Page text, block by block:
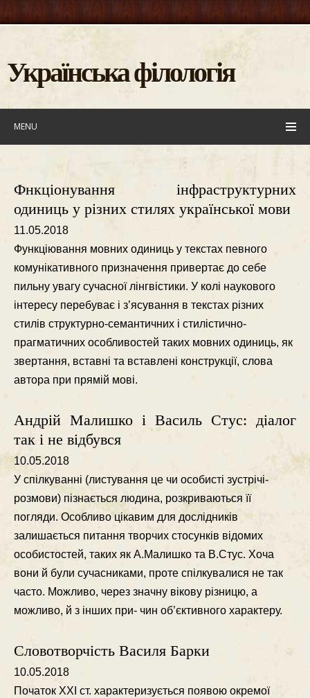
Українська філологія
MENU
Фнкціонування інфраструктурних
одиниць у різних стилях української мови
11.05.2018
Функцiювання мовних одиниць у текстах певного
комунiкативного призначення привертає до себе
пильну увагу сучасної лiнгвiстики. У колi наукового
iнтересу перебуває i з’ясування в текстах рiзних
стилiв структурно-семантичних i стилiстично-
прагматичних особливостей таких мовних одиниць, як
звертання, вставнi та вставленi конструкцiї, слова
автора при прямiй мовi.
Андрій Малишко і Василь Стус: діалог
так і не відбувся
10.05.2018
У спiлкуваннi (листування це чи особистi зустрiчi-
розмови) пiзнається людина, розкриваються її
погляди. Особливо цiкавим для дослiдникiв
залишається питання творчих стосункiв вiдомих
особистостей, таких як А.Малишко та В.Стус. Хоча
вони й були сучасниками, проте спiлкувалися не так
часто. Можливо, через значну вiкову рiзницю, а
можливо, й з iнших при- чин об’єктивного характеру.
Словотворчість Василя Барки
10.05.2018
Початок ХХІ ст. характеризується появою окремої